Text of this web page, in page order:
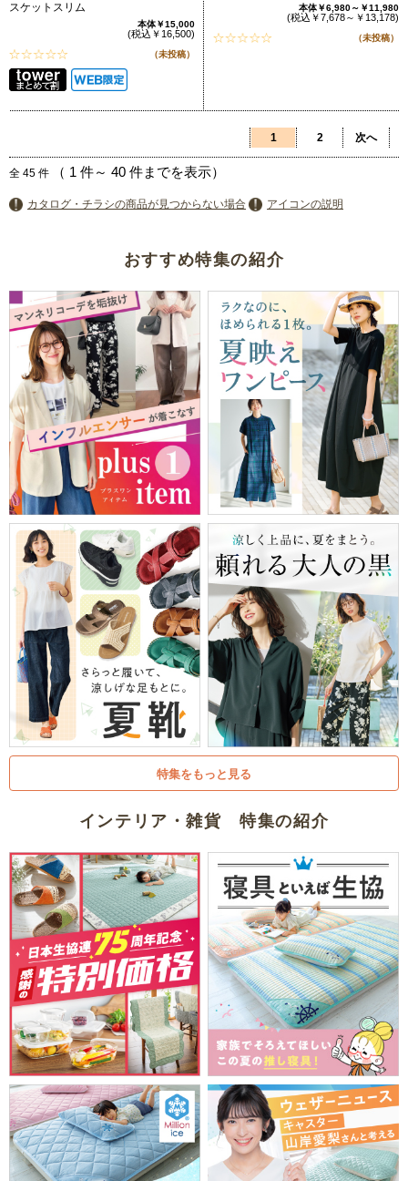
スケットスリム
本体￥15,000
(税込￥16,500)
（未投稿）
本体￥6,980～￥11,980
(税込￥7,678～￥13,178)
（未投稿）
1 2 次へ
全 45 件 （ 1 件～ 40 件までを表示）
カタログ・チラシの商品が見つからない場合 アイコンの説明
おすすめ特集の紹介
特集をもっと見る
インテリア・雑貨 特集の紹介